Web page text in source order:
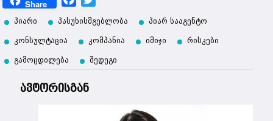
Share
პიარი პასუხისმგებლობა პიარ სააგენტო
კონსულტაცია კომპანია იმიჯი რისკები
გამოცდილება შედეგი
ავტორისგან